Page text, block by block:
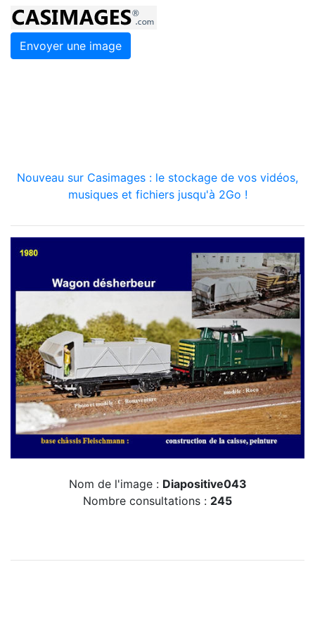
Envoyer une image
Nouveau sur Casimages : le stockage de vos vidéos,
musiques et fichiers jusqu'à 2Go !
Nom de l'image : Diapositive043
Nombre consultations : 245